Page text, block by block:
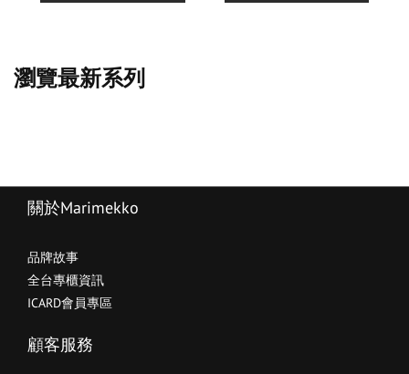
瀏覽最新系列
關於Marimekko
品牌故事
全台專櫃資訊
ICARD會員專區
顧客服務